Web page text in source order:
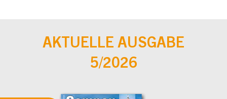
AKTUELLE AUSGABE
5/2026